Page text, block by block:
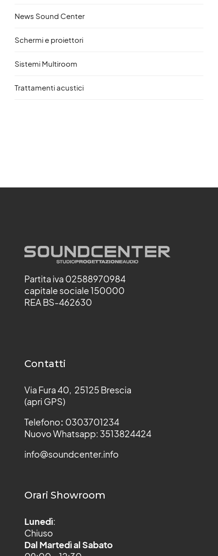
News Sound Center
Schermi e proiettori
Sistemi Multiroom
Trattamenti acustici
Partita iva 02588970984
capitale sociale 150000
REA BS-462630
Contatti
Via Fura 40, 25125 Brescia
(apri GPS)
Telefono: 0303701234
Nuovo Whatsapp: 3513824424
info@soundcenter.info
Orari Showroom
Lunedì:
Chiuso
Dal Martedì al Sabato